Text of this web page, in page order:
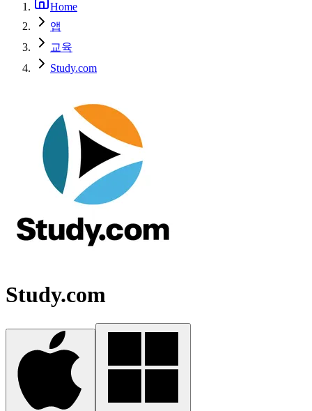
Home
앱
교육
Study.com
Study.com